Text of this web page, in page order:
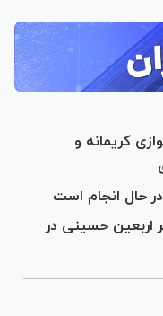
کریمانه و
در حال انجام است
از ۴۳۰ هزار زائر اربعین حسینی در